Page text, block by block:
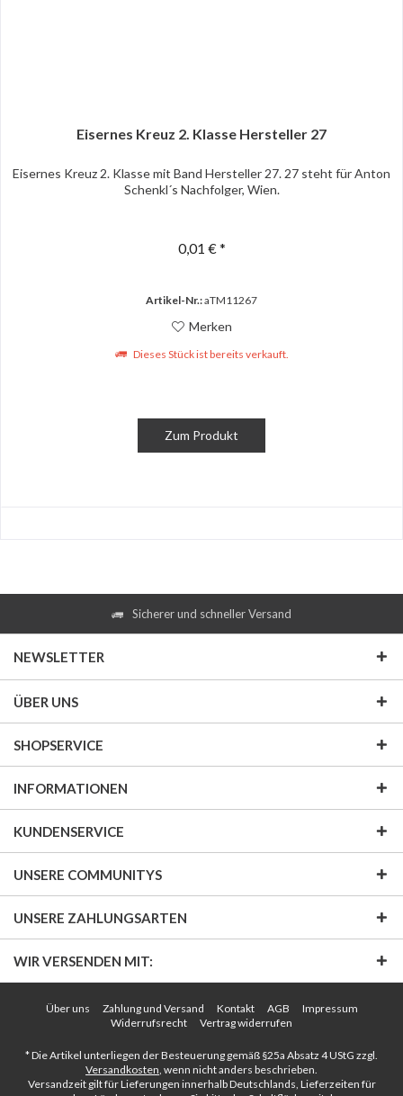
Eisernes Kreuz 2. Klasse Hersteller 27
Eisernes Kreuz 2. Klasse mit Band Hersteller 27. 27 steht für Anton
Schenkl´s Nachfolger, Wien.
0,01 € *
Artikel-Nr.:aTM11267
Merken
Dieses Stück ist bereits verkauft.
Zum Produkt
Sicherer und schneller Versand
NEWSLETTER
ÜBER UNS
SHOPSERVICE
INFORMATIONEN
KUNDENSERVICE
UNSERE COMMUNITYS
UNSERE ZAHLUNGSARTEN
WIR VERSENDEN MIT:
Über uns Zahlung und Versand Kontakt AGB
Impressum
Widerrufsrecht
Vertrag widerrufen
* Die Artikel unterliegen der Besteuerung gemäß §25a Absatz 4 UStG zzgl.
Versandkosten, wenn nicht anders beschrieben.
Versandzeit gilt für Lieferungen innerhalb Deutschlands, Lieferzeiten für